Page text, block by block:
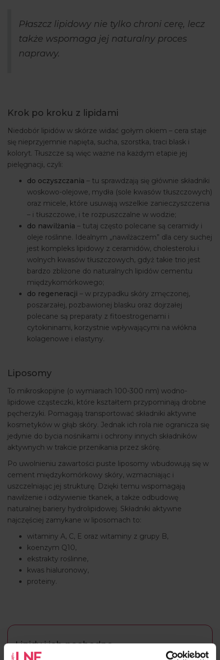
Płaszcz lipidowy nie tylko chroni cerę, lecz
także wspomaga jej naturalny proces
naprawy.
Krok po kroku z lipidami
Niedobór lipidów w skórze widać gołym okiem – cera staje
się nieprzyjemnie napięta, sucha, szorstka, traci blask i
koloryt. Tłuszcze są więc ważne na każdym etapie jej
pielęgnacji, czyli:
do oczyszczania – tu sprawdzają się głównie składniki
woskowo-olejowe, mydła (sole kwasów tłuszczowych)
oraz micele, które usuwają wszelkie zanieczyszczenia
– i tłuszczowe, i te rozpuszczalne w wodzie;
do nawilżania – tutaj często polecane są ceramidy i
oleje roślinne. Idealnym „nawilżaczem” dla cery suchej
jest kompleks lipidowy z ceramidów, cholesterolu i
wolnych kwasów tłuszczowych, gdyż takie trio jest
bardzo zbliżone do naturalnych lipidów cementu
międzykomórkowego;
do regeneracji – w przypadku skóry zmęczonej,
poszarzałej, pozbawionej blasku oraz dojrzałej
polecane są preparaty z fitoestrogenami i
cytokininami, korzystnie wpływającymi na włókna
kolagenowe i elastyny.
Liposomy
To mikroskopijne (o wymiarach 100-300 nm) wodno-
lipidowe cząsteczki, które kształtem przypominają drobne
pęcherzyki. Pomagają transportować składniki aktywne
kosmetyków w głąb skóry. Jednak ich rola nie ogranicza się
jedynie do bycia nośnikami i ochrony innych składników
aktywnych w trakcie przenikania przez skórę.
Po uwolnieniu zawartości puste liposomy wbudowują się w
cement międzykomórkowy skóry, wzmacniając i
uszczelniając jej strukturę. Dzięki temu wspomagają
nawilżenie i odżywienie tkanek, a także odbudowę
naturalnej bariery hydrolipidowej. Składniki aktywne
najczęściej zamykane w liposomach to:
witaminy A, C, E oraz witaminy z grupy B,
koenzym Q10,
ekstrakty roślinne,
kwas hialuronowy,
proteiny.
Lipidy i ich pochodne